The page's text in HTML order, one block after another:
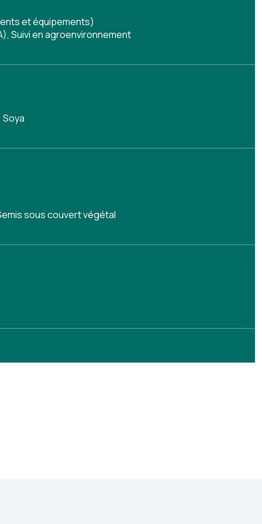
et équipements)
, Suivi en agroenvironnement
sous couvert végétal